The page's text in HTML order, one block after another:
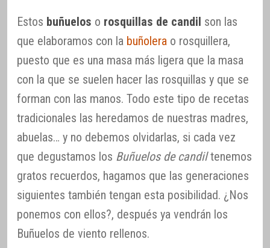
Estos buñuelos o rosquillas de candil son las
que elaboramos con la buñolera o rosquillera,
puesto que es una masa más ligera que la masa
con la que se suelen hacer las rosquillas y que se
forman con las manos. Todo este tipo de recetas
tradicionales las heredamos de nuestras madres,
abuelas… y no debemos olvidarlas, si cada vez
que degustamos los Buñuelos de candiltenemos
gratos recuerdos, hagamos que las generaciones
siguientes también tengan esta posibilidad. ¿Nos
ponemos con ellos?, después ya vendrán los
Buñuelos de viento rellenos.